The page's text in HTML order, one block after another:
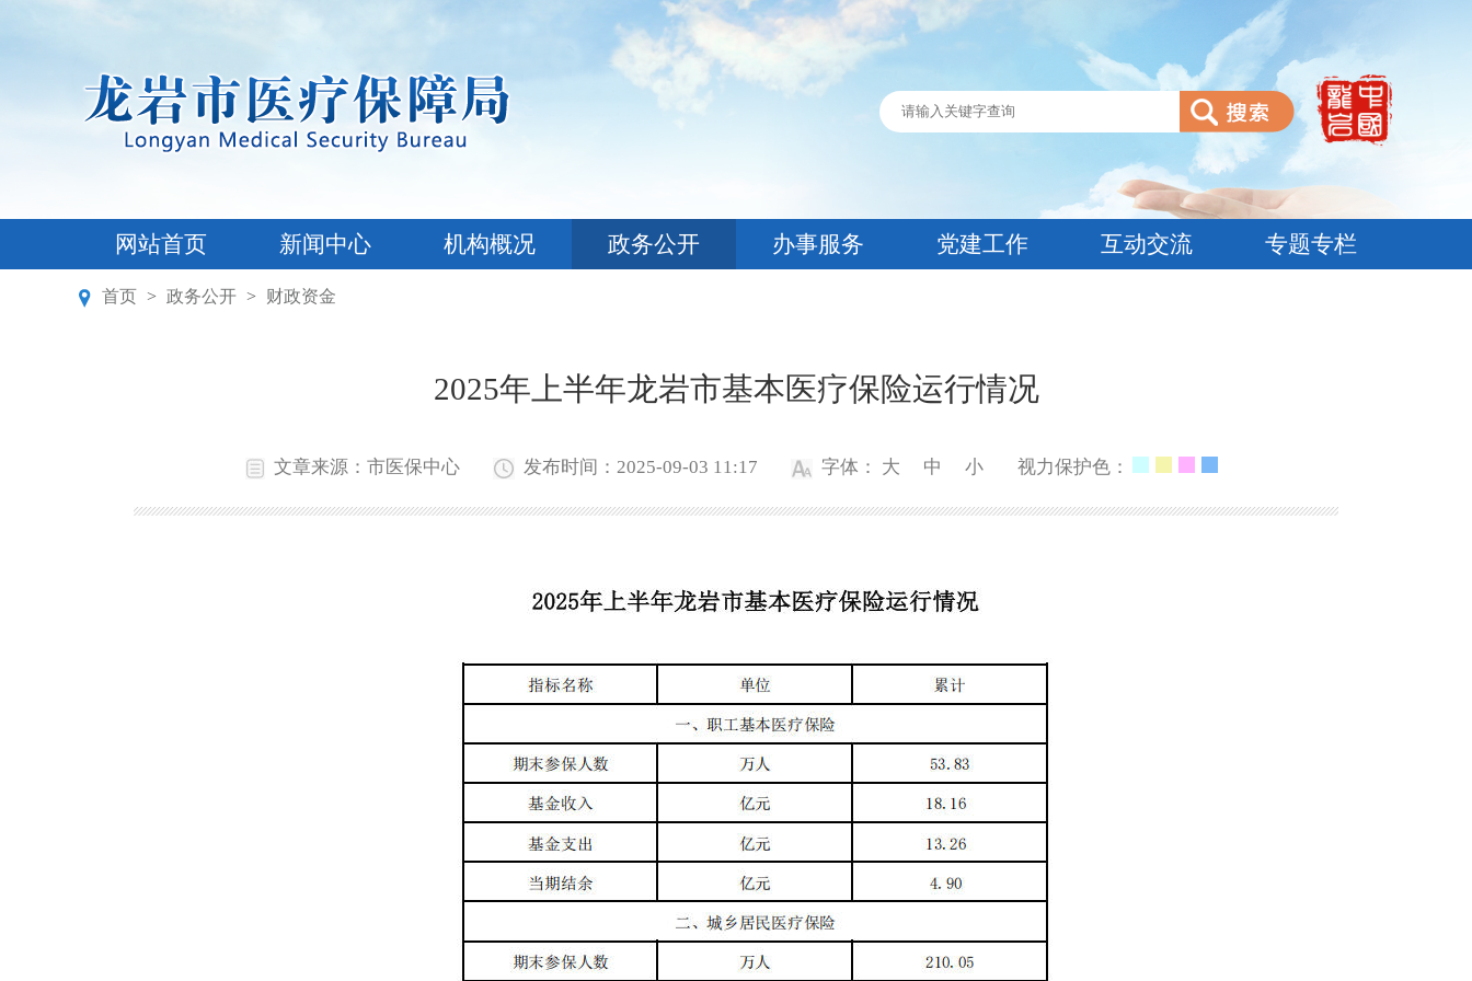
网站首页 新闻中心 机构概况 政务公开 办事服务 党建工作 互动交流 专题专栏
首页 > 政务公开 > 财政资金
2025年上半年龙岩市基本医疗保险运行情况
文章来源：市医保中心 发布时间：2025-09-03 11:17 字体： 大 中 小 视力保护色：